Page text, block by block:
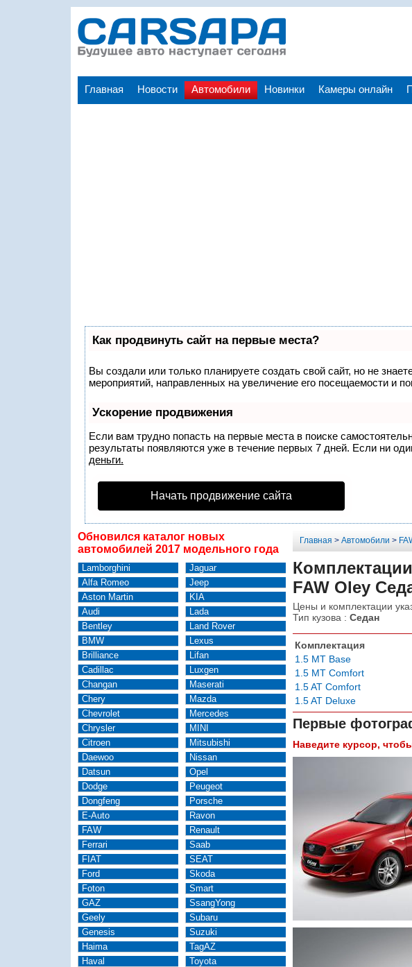
Главная Новости Автомобили Новинки Камеры онлайн
Как продвинуть сайт на первые места?
Вы создали или только планируете создать свой сайт, но не
мероприятий, направленных на увеличение его посещаемости и
Ускорение продвижения
Если вам трудно попасть на первые места в поиске
результаты появляются уже в течение первых 7 дней. Если ни
деньги.
Начать продвижение сайта
Обновился каталог новых
автомобилей 2017 модельного года
Lamborghini
Alfa Romeo
Aston Martin
Audi
Bentley
BMW
Brilliance
Cadillac
Changan
Chery
Chevrolet
Chrysler
Citroen
Daewoo
Datsun
Dodge
Dongfeng
E-Auto
FAW
Ferrari
FIAT
Ford
Foton
GAZ
Geely
Genesis
Haima
Haval
Jaguar
Jeep
KIA
Lada
Land Rover
Lexus
Lifan
Luxgen
Maserati
Mazda
Mercedes
MINI
Mitsubishi
Nissan
Opel
Peugeot
Porsche
Ravon
Renault
Saab
SEAT
Skoda
Smart
SsangYong
Subaru
Suzuki
TagAZ
Toyota
Главная > Автомобили >
FAW Oley
Цены и комплектации
Тип кузова : Седан
Комплектация
1.5 MT Base
1.5 MT Comfort
1.5 AT Comfort
1.5 AT Deluxe
Первые
Наведите курсор,